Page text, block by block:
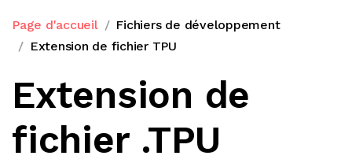
Page d'accueil
Fichiers de développement
Extension de fichier TPU
Extension de
fichier .TPU